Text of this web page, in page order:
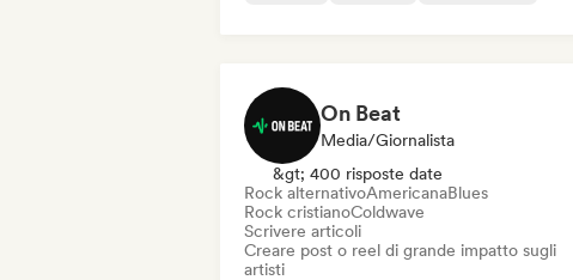
On Beat
Media/Giornalista
&gt; 400 risposte date
Rock alternativoAmericanaBlues
Rock cristianoColdwave
Scrivere articoli
Creare post o reel di grande impatto sugli
artisti